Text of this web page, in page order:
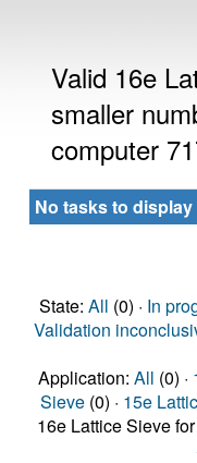
Valid 16e
smaller
computer
No tasks to display
State: All (0) · In
Validation
Application: All (0) ·
Sieve (0) · 15e
16e Lattice Sieve